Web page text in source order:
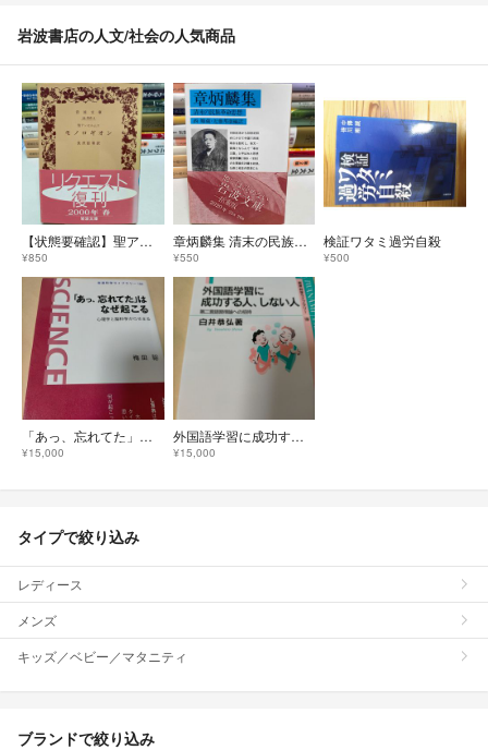
岩波書店の人文/社会の人気商品
【状態要確認】聖アンセルムス モノロギオン
¥850
章炳麟集 清末の民族革命思想
¥550
検証ワタミ過労自殺
¥500
「あっ、忘れてた」はなぜ起こる
¥15,000
外国語学習に成功する人、しない人
¥15,000
タイプで絞り込み
レディース
メンズ
キッズ／ベビー／マタニティ
ブランドで絞り込み